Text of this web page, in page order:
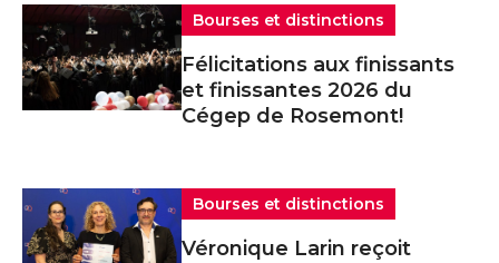
Bourses et distinctions
Félicitations aux finissants
et finissantes 2026 du
Cégep de Rosemont!
Bourses et distinctions
Véronique Larin reçoit